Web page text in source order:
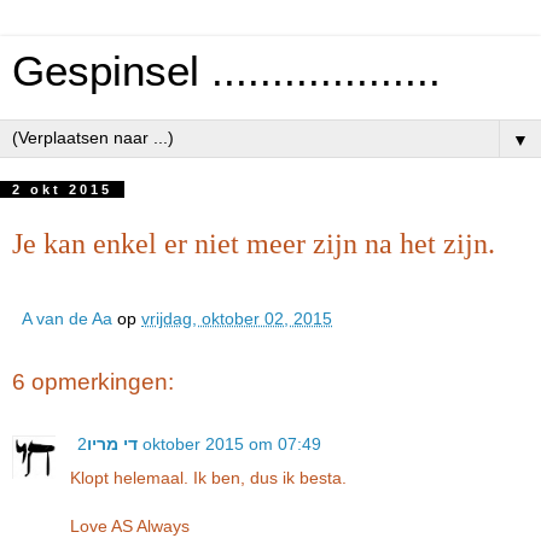
Gespinsel ...................
▼
2 okt 2015
Je kan enkel er niet meer zijn na het zijn.
A van de Aa op vrijdag, oktober 02, 2015
6 opmerkingen:
די מריו 2 oktober 2015 om 07:49
Klopt helemaal. Ik ben, dus ik besta.
Love AS Always